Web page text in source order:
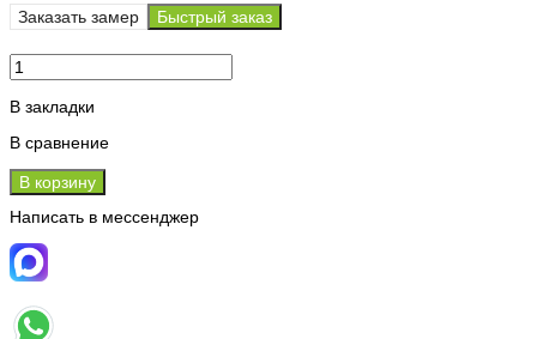
Заказать замер Быстрый заказ
В закладки
В сравнение
В корзину
Написать в мессенджер